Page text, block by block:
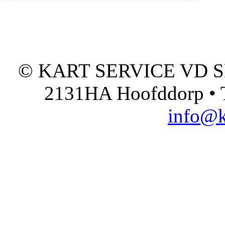
© KART SERVICE VD
2131HA Hoofddorp •